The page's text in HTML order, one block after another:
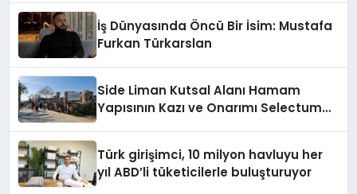
İş Dünyasında Öncü Bir İsim: Mustafa
Furkan Türkarslan
Side Liman Kutsal Alanı Hamam
Yapısının Kazı ve Onarımı Selectum
Türk girişimci, 10 milyon havluyu her
yıl ABD’li tüketicilerle buluşturuyor